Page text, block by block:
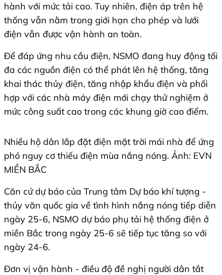
hành với mức tải cao. Tuy nhiên, điện áp trên hệ
thống vẫn nằm trong giới hạn cho phép và lưới
điện vẫn được vận hành an toàn.
Để đáp ứng nhu cầu điện, NSMO đang huy động tối
đa các nguồn điện có thể phát lên hệ thống, tăng
khai thác thủy điện, tăng nhập khẩu điện và phối
hợp với các nhà máy điện mới chạy thử nghiệm ở
mức công suất cao trong các khung giờ cao điểm.
Nhiều hộ dân lắp đặt điện mặt trời mái nhà để ứng
phó nguy cơ thiếu điện mùa nắng nóng. Ảnh: EVN
MIỀN BẮC
Căn cứ dự báo của Trung tâm Dự báo khí tượng -
thủy văn quốc gia về tình hình nắng nóng tiếp diễn
ngày 25-6, NSMO dự báo phụ tải hệ thống điện ở
miền Bắc trong ngày 25-6 sẽ tiếp tục tăng so với
ngày 24-6.
Đơn vị vận hành - điều độ đề nghị người dân tắt